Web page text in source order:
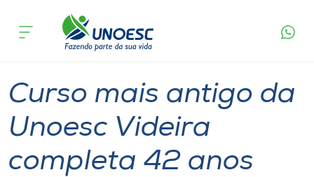
Cursos
Pesquisa
Atendimento ao Estudante
acontece
Curso mais antigo da
Unoesc Videira
completa 42 anos